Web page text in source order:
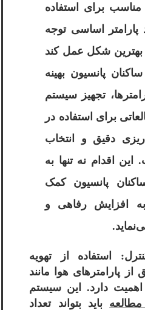
برای استفاده
پارامتر اساسی توجه
شکل عمل کند
پانسیون بهینه
تجهیز سیستم
برای استفاده در
دقیق و انتخاب
اقدام نه تنها به
پانسیون کمک
افزایش رفاهی و
استفاده از تهویه
از پارامترهای هوا مانند
دارد. این سیستم
باید بتواند تعداد